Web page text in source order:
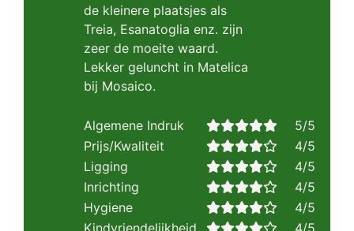
de kleinere plaatsjes als
Treia, Esanatoglia enz. zijn
zeer de moeite waard.
Lekker geluncht in Matelica
bij Mosaico.
Algemene Indruk
5/5
Prijs/Kwaliteit
4/5
Ligging
4/5
Inrichting
4/5
Hygiene
4/5
Kindvriendelijkheid
4/5